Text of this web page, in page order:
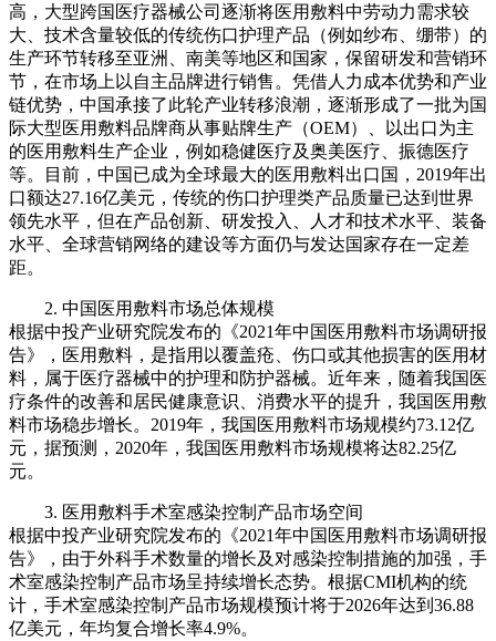
高，大型跨国医疗器械公司逐渐将医用敷料中劳动力需求较
大、技术含量较低的传统伤口护理产品（例如纱布、绷带）的
生产环节转移至亚洲、南美等地区和国家，保留研发和营销环
节，在市场上以自主品牌进行销售。凭借人力成本优势和产业
链优势，中国承接了此轮产业转移浪潮，逐渐形成了一批为国
际大型医用敷料品牌商从事贴牌生产（OEM）、以出口为主
的医用敷料生产企业，例如稳健医疗及奥美医疗、振德医疗
等。目前，中国已成为全球最大的医用敷料出口国，2019年出
口额达27.16亿美元，传统的伤口护理类产品质量已达到世界
领先水平，但在产品创新、研发投入、人才和技术水平、装备
水平、全球营销网络的建设等方面仍与发达国家存在一定差
距。
2. 中国医用敷料市场总体规模
根据中投产业研究院发布的《2021年中国医用敷料市场调研报
告》，医用敷料，是指用以覆盖疮、伤口或其他损害的医用材
料，属于医疗器械中的护理和防护器械。近年来，随着我国医
疗条件的改善和居民健康意识、消费水平的提升，我国医用敷
料市场稳步增长。2019年，我国医用敷料市场规模约73.12亿
元，据预测，2020年，我国医用敷料市场规模将达82.25亿
元。
3. 医用敷料手术室感染控制产品市场空间
根据中投产业研究院发布的《2021年中国医用敷料市场调研报
告》，由于外科手术数量的增长及对感染控制措施的加强，手
术室感染控制产品市场呈持续增长态势。根据CMI机构的统
计，手术室感染控制产品市场规模预计将于2026年达到36.88
亿美元，年均复合增长率4.9%。